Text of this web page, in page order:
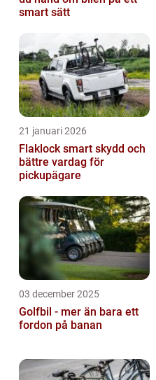
smart sätt
21 januari 2026
Flaklock smart skydd och
bättre vardag för
pickupägare
03 december 2025
Golfbil - mer än bara ett
fordon på banan